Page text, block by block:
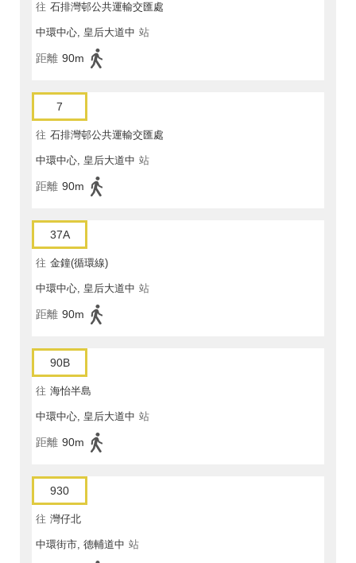
往 石排灣邨公共運輸交匯處
中環中心, 皇后大道中 站
距離 90m
7
往 石排灣邨公共運輸交匯處
中環中心, 皇后大道中 站
距離 90m
37A
往 金鐘(循環線)
中環中心, 皇后大道中 站
距離 90m
90B
往 海怡半島
中環中心, 皇后大道中 站
距離 90m
930
往 灣仔北
中環街市, 德輔道中 站